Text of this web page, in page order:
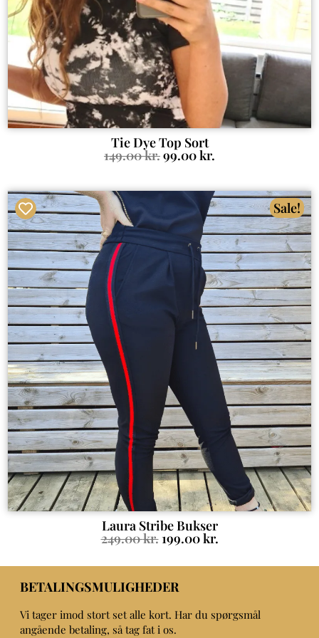
Tie Dye Top Sort
149.00kr.99.00kr.
Sale!
Laura Stribe Bukser
249.00kr.199.00kr.
BETALINGSMULIGHEDER
Vi tager imod stort set alle kort. Har du spørgsmål
angående betaling, så tag fat i os.